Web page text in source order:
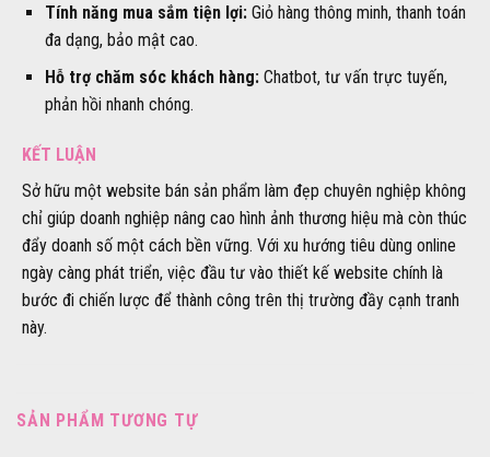
Tính năng mua sắm tiện lợi:Giỏ hàng thông minh, thanh toán
đa dạng, bảo mật cao.
Hỗ trợ chăm sóc khách hàng:Chatbot, tư vấn trực tuyến,
phản hồi nhanh chóng.
KẾT LUẬN
Sở hữu một website bán sản phẩm làm đẹp chuyên nghiệp không
chỉ giúp doanh nghiệp nâng cao hình ảnh thương hiệu mà còn thúc
đẩy doanh số một cách bền vững. Với xu hướng tiêu dùng online
ngày càng phát triển, việc đầu tư vào thiết kế website chính là
bước đi chiến lược để thành công trên thị trường đầy cạnh tranh
này.
SẢN PHẨM TƯƠNG TỰ